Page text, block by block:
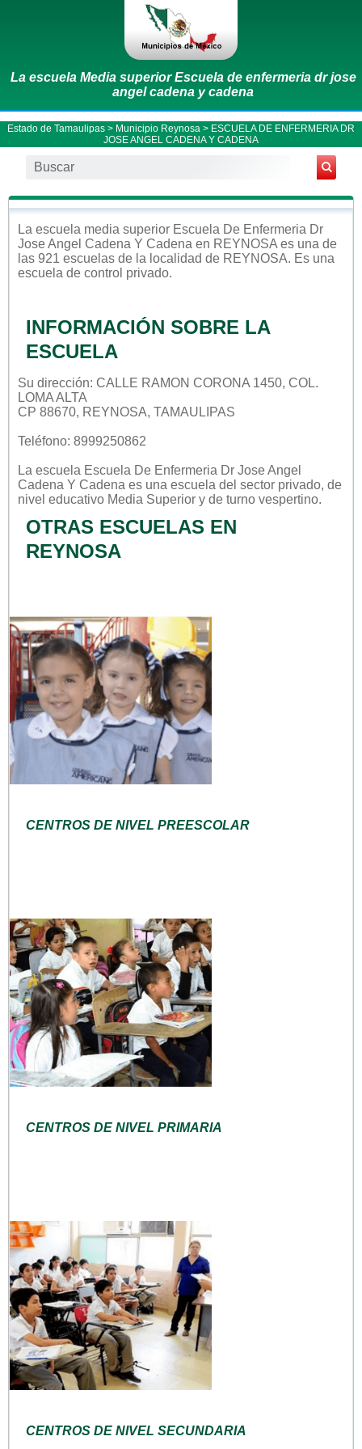
La escuela Media superior Escuela de enfermeria dr jose
angel cadena y cadena
Estado de Tamaulipas > Municipio Reynosa > ESCUELA DE ENFERMERIA DR
JOSE ANGEL CADENA Y CADENA
La escuela media superior Escuela De Enfermeria Dr
Jose Angel Cadena Y Cadena en REYNOSA es una de
las 921 escuelas de la localidad de REYNOSA. Es una
escuela de control privado.
INFORMACIÓN SOBRE LA
ESCUELA
Su dirección: CALLE RAMON CORONA 1450, COL.
LOMA ALTA
CP 88670, REYNOSA, TAMAULIPAS
Teléfono: 8999250862
La escuela Escuela De Enfermeria Dr Jose Angel
Cadena Y Cadena es una escuela del sector privado, de
nivel educativo Media Superior y de turno vespertino.
OTRAS ESCUELAS EN
REYNOSA
CENTROS DE NIVEL PREESCOLAR
CENTROS DE NIVEL PRIMARIA
CENTROS DE NIVEL SECUNDARIA